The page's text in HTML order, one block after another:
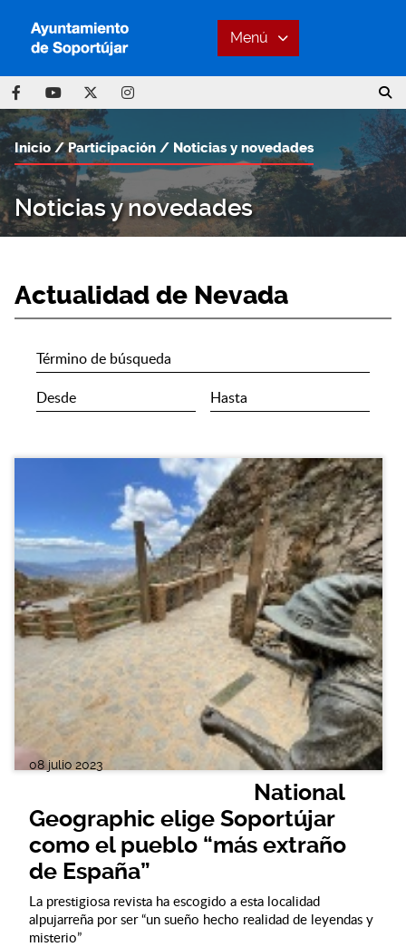
Menú
Noticias y novedades
Inicio Participación Noticias y novedades
Actualidad de Nevada
08 julio 2023
National
Geographic elige Soportújar
como el pueblo “más extraño
de España”
La prestigiosa revista ha escogido a esta localidad
alpujarreña por ser “un sueño hecho realidad de leyendas y
misterio”